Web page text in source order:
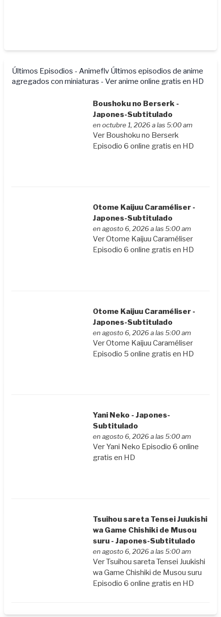
Últimos Episodios - Animeflv Últimos episodios de anime
agregados con miniaturas - Ver anime online gratis en HD
Boushoku no Berserk -
Japones-Subtitulado
en octubre 1, 2026 a las 5:00 am
Ver Boushoku no Berserk
Episodio 6 online gratis en HD
Otome Kaijuu Caraméliser -
Japones-Subtitulado
en agosto 6, 2026 a las 5:00 am
Ver Otome Kaijuu Caraméliser
Episodio 6 online gratis en HD
Otome Kaijuu Caraméliser -
Japones-Subtitulado
en agosto 6, 2026 a las 5:00 am
Ver Otome Kaijuu Caraméliser
Episodio 5 online gratis en HD
Yani Neko - Japones-
Subtitulado
en agosto 6, 2026 a las 5:00 am
Ver Yani Neko Episodio 6 online
gratis en HD
Tsuihou sareta Tensei Juukishi
wa Game Chishiki de Musou
suru - Japones-Subtitulado
en agosto 6, 2026 a las 5:00 am
Ver Tsuihou sareta Tensei Juukishi
wa Game Chishiki de Musou suru
Episodio 6 online gratis en HD